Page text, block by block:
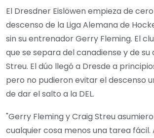
El Dresdner Eislöwen empieza de
descenso de la Liga Alemana de
sin su entrenador Gerry Fleming. El
que se separa del canadiense y de
Streu. El dúo llegó a Dresde a
pero no pudieron evitar el descenso
de dar el salto a la DEL.
"Gerry Fleming y Craig Streu
cualquier cosa menos una tarea fácil.